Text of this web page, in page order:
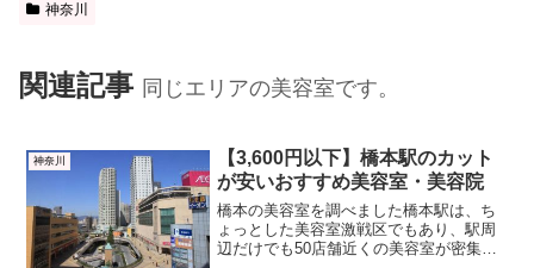
神奈川
関連記事 同じエリアの美容室です。
神奈川
【3,600円以下】橋本駅のカット
が安いおすすめ美容室・美容院
橋本の美容室を調べました橋本駅は、ち
ょっとした美容室激戦区でもあり、駅周
辺だけでも50店舗近くの美容室が密集し